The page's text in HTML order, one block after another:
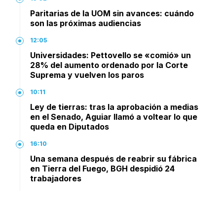
Paritarias de la UOM sin avances: cuándo
son las próximas audiencias
12:05
Universidades: Pettovello se «comió» un
28% del aumento ordenado por la Corte
Suprema y vuelven los paros
10:11
Ley de tierras: tras la aprobación a medias
en el Senado, Aguiar llamó a voltear lo que
queda en Diputados
16:10
Una semana después de reabrir su fábrica
en Tierra del Fuego, BGH despidió 24
trabajadores